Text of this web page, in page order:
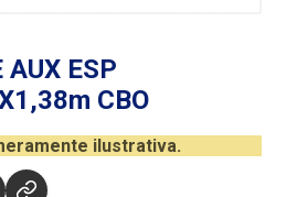
AUX ESP
CBO
ilustrativa.